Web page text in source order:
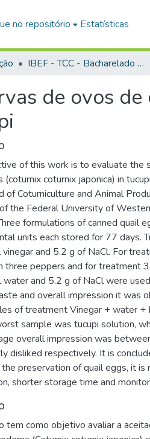
no repositório Estatísticas
IBEF - TCC - Bacharelado em Zootecnia
de ovos
of this work is to evaluate the
(coturnix coturnix japonica) in
of Coturniculture and Animal
the Federal University of
formulations of canned quail
units each stored for 77 days.
vinegar and 5.2 g of NaCl. For
three peppers and for treatment
water and 5.2 g of NaCl were
and overall impression it was
of treatment Vinegar + water +
sample was tucupi solution,
overall impression was
disliked respectively. It is
preservation of quail eggs, it is
shorter storage time and
tem como objetivo avaliar a